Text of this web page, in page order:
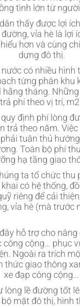
tình lớn từ
thấy được lợi
vỉa hè là lợi
hơn và cùng
dựng đô thị.
có nhiều hình
từng phân khu
hằng tháng.
phí theo vị trí,
định phí lòng
trả theo năm.
tuân thủ
Toàn bộ phí
hạ tầng giao
ta tổ chức thu
có hệ thống,
riêng để cải
vỉa hè (mà trước
hỗ trợ cho nâng
công cộng… phục
Ngoài ra trích
thức giao thông
xe đạp công cộng…
lòng lề đường tốt
mặt đô thị, hình